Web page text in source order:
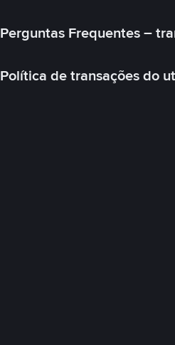
Perguntas Frequentes –
Política de transações do